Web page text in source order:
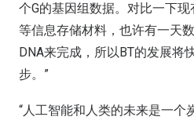
个G的基因组数据。对比一下
等信息存储材料，也许有一天
DNA来完成，所以BT的发展将
步。”
“人工智能和人类的未来是一个